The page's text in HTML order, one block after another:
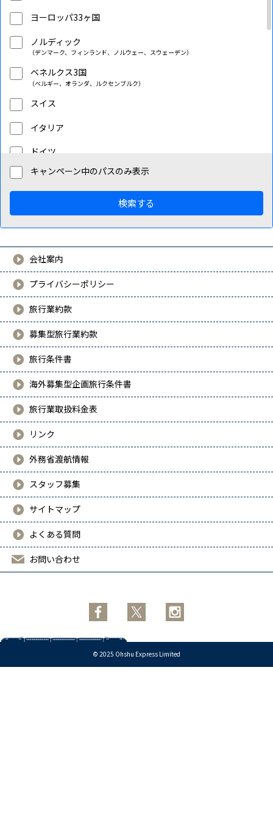
ヨーロッパ33ヶ国
ノルディック
（デンマーク、フィンランド、ノルウェー、スウェーデン）
ベネルクス3国
（ベルギー、オランダ、ルクセンブルク）
スイス
イタリア
ドイツ
フランス
クロアチア
チェコ
デンマーク
フィンランド
イギリス
ギリシャ
ハンガリー
ポーランド
ポルトガル
ルーマニア
スロベニア
スペイン
スウェーデン
キャンペーン中のパスのみ表示
検索する
会社案内
プライバシーポリシー
旅行業約款
募集型旅行業約款
旅行条件書
海外募集型企画旅行条件書
旅行業取扱料金表
リンク
外務省渡航情報
スタッフ募集
サイトマップ
よくある質問
お問い合わせ
© 2025 Ohshu Express Limited